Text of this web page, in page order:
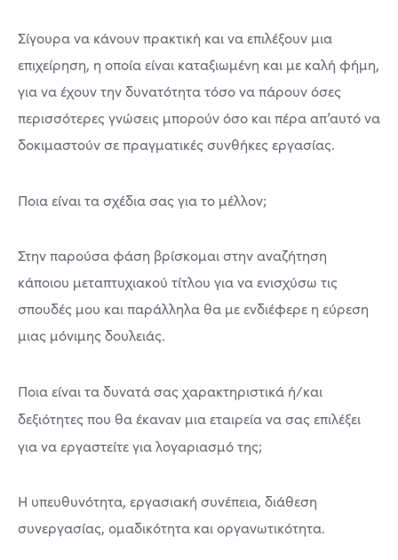
Σίγουρα να κάνουν πρακτική και να επιλέξουν μια
επιχείρηση, η οποία είναι καταξιωμένη και με καλή φήμη,
για να έχουν την δυνατότητα τόσο να πάρουν όσες
περισσότερες γνώσεις μπορούν όσο και πέρα απ’αυτό να
δοκιμαστούν σε πραγματικές συνθήκες εργασίας.
Ποια είναι τα σχέδια σας για το μέλλον;
Στην παρούσα φάση βρίσκομαι στην αναζήτηση
κάποιου μεταπτυχιακού τίτλου για να ενισχύσω τις
σπουδές μου και παράλληλα θα με ενδιέφερε η εύρεση
μιας μόνιμης δουλειάς.
Ποια είναι τα δυνατά σας χαρακτηριστικά ή/και
δεξιότητες που θα έκαναν μια εταιρεία να σας επιλέξει
για να εργαστείτε για λογαριασμό της;
Η υπευθυνότητα, εργασιακή συνέπεια, διάθεση
συνεργασίας, ομαδικότητα και οργανωτικότητα.